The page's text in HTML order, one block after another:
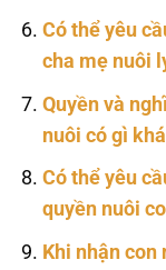
Có thể yêu
cha mẹ nuôi
Quyền và
nuôi có gì
Có thể yêu
quyền nuôi
Khi nhận con